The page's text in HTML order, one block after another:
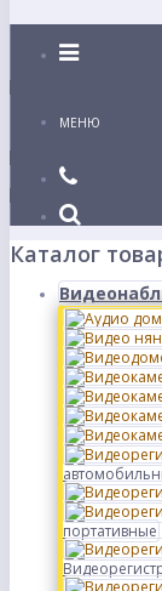
Каталог
МЕНЮ
Каталог
портативные